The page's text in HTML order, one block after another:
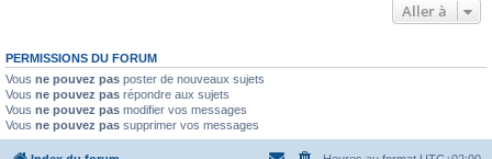
Aller à
PERMISSIONS DU FORUM
Vous ne pouvez pas poster de nouveaux sujets
Vous ne pouvez pas répondre aux sujets
Vous ne pouvez pas modifier vos messages
Vous ne pouvez pas supprimer vos messages